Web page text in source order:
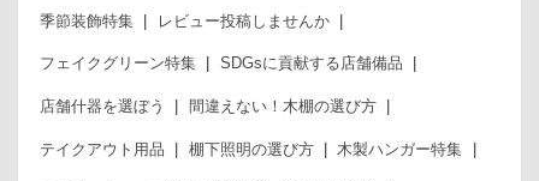
季節装飾特集 レビュー投稿しませんか
フェイクグリーン特集 SDGsに貢献する店舗備品
店舗什器を選ぼう 間違えない！木棚の選び方
テイクアウト用品 棚下照明の選び方 木製ハンガー特集